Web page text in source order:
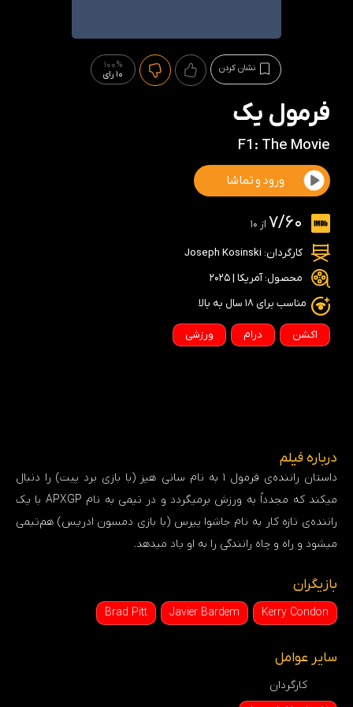
نشان کردن
100%
10 رای
فرمول یک
F1: The Movie
ورود و تماشا
7/60 از 10
کارگردان: Joseph Kosinski
محصول: آمریکا | 2025
مناسب برای ۱۸ سال به بالا
اکشن درام ورزشی
درباره فیلم
داستان راننده‌ی فرمول ۱ به نام سانی هیز (با بازی برد پیت) را دنبال
میکند که مجدداً به ورزش برمیگردد و در تیمی به نام APXGP با یک
راننده‌ی تازه کار به نام جاشوا پیرس (با بازی دمسون ادریس) هم‌تیمی
میشود و راه و چاه رانندگی را به او یاد میدهد.
بازیگران
Kerry Condon
Javier Bardem
Brad Pitt
سایر عوامل
کارگردان